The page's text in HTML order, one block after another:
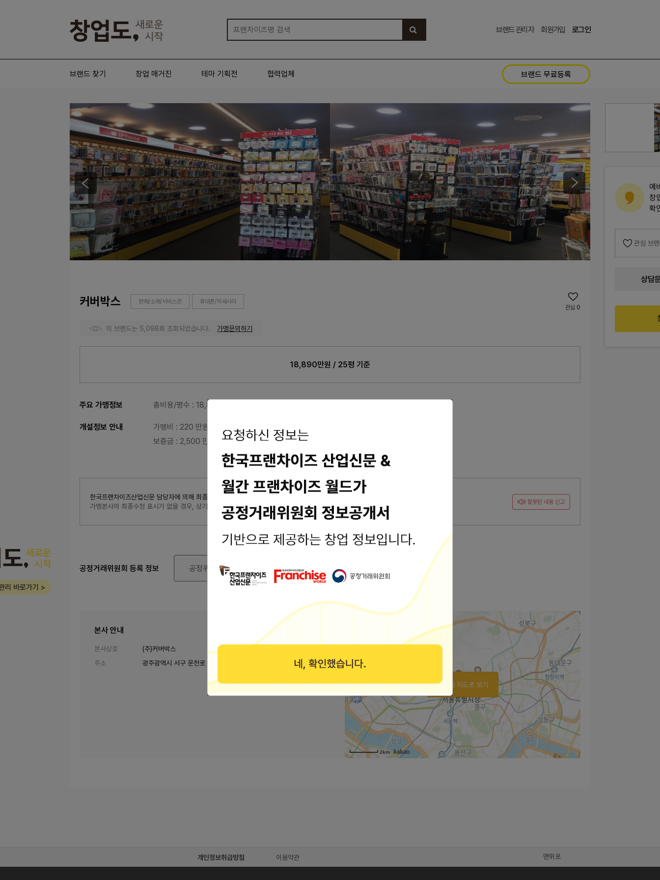
브랜드 관리자 회원가입 로그인
브랜드 찾기 창업 매거진 테마 기획전 협력업체 브랜드 무료등록
커버박스 판매/소매/서비스관
휴대폰/악세사리
관심 0
이 브랜드는 5,098회 조회되었습니다. 가맹문의하기
18,890만원 / 25평 기준
주요 가맹정보 총비용/평수 : 18,890만원 / 25평 기준
개설정보 안내 가맹비 : 220 만원
보증금 : 2,500 만원
한국프랜차이즈산업신문 담당자에 의해 최종 수정된 내용입니다. 최종수정일시 : 2025-06-10 15:24:49
가맹본사의 최종수정 표시가 없을 경우, 상기 정보는 공정거래위원회 또는 브랜드 홈페이지에서 수집된 기본정보입니다.
잘못된 내용 신고
공정거래위원회 등록 정보 공정위 정보공개서 열람
본사 안내
본사상호
(주)커버박스
주소
광주광역시 서구 운천로 131 에이동 218호(쌍촌동, 금호베어스타운)
2km
가맹점 지도로 보기
예
창
확
관심 브
상담
리 바로가기 >
개인정보취급방침 이용약관 맨위로